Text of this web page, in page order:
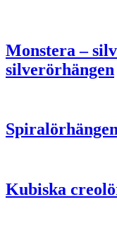
Monstera –
silverörhängen
Kubiska